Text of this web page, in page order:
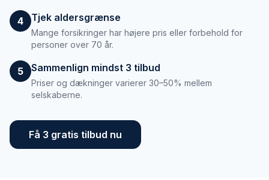
4 Tjek aldersgrænse
Mange forsikringer har højere pris eller forbehold for
personer over 70 år.
5 Sammenlign mindst 3 tilbud
Priser og dækninger varierer 30–50% mellem
selskaberne.
Få 3 gratis tilbud nu